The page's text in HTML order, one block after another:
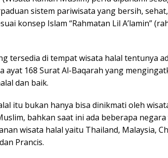
sistem pariwisata yang bersih,
konsep Islam “Rahmatan Lil A’lamin”
tersedia di tempat wisata halal tentunya
ayat 168 Surat Al-Baqarah yang
dan baik.
itu bukan hanya bisa dinikmati oleh
bahkan saat ini ada beberapa
wisata halal yaitu Thailand, Malaysia,
Prancis.